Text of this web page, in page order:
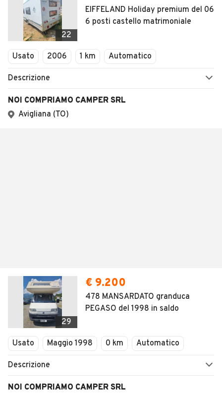
22
EIFFELAND Holiday premium del 06
6 posti castello matrimoniale
Usato 2006 1 km Automatico
Descrizione
NOI COMPRIAMO CAMPER SRL
Avigliana (TO)
29
€ 9.200
478 MANSARDATO granduca
PEGASO del 1998 in saldo
Usato Maggio 1998 0 km Automatico
Descrizione
NOI COMPRIAMO CAMPER SRL